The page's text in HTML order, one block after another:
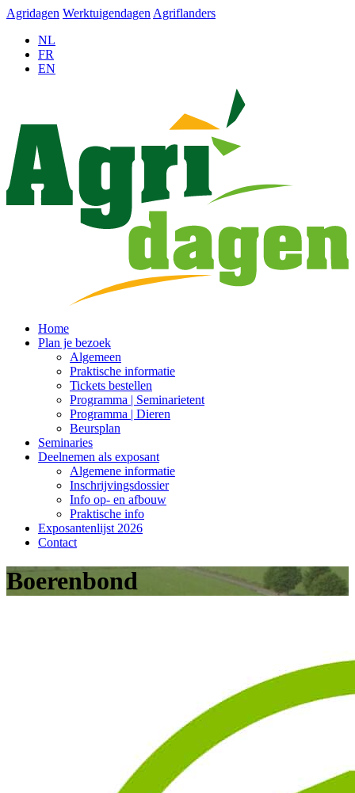
Agridagen Werktuigendagen Agriflanders
NL
FR
EN
Home
Plan je bezoek
Algemeen
Praktische informatie
Tickets bestellen
Programma | Seminarietent
Programma | Dieren
Beursplan
Seminaries
Deelnemen als exposant
Algemene informatie
Inschrijvingsdossier
Info op- en afbouw
Praktische info
Exposantenlijst 2026
Contact
Boerenbond